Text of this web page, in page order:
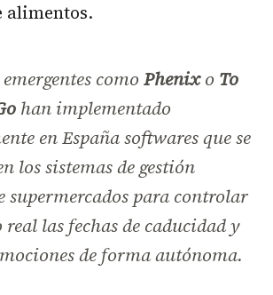
alimentos.
como Phenixo To
han implementado
en España softwares que se
los sistemas de gestión
supermercados para controlar
las fechas de caducidad y
de forma autónoma.